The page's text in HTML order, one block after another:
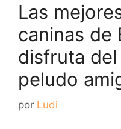
Las
caninas de
disfruta
peludo
por Ludi